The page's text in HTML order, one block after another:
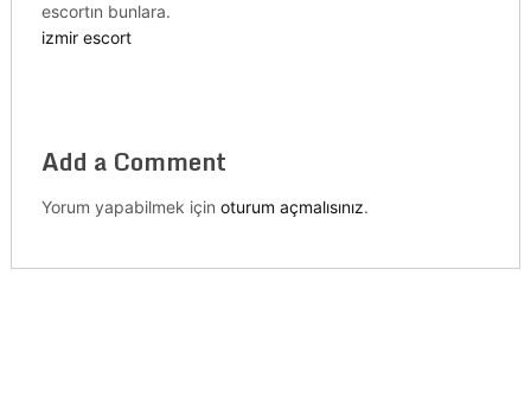
escortın bunlara.
izmir escort
Add a Comment
Yorum yapabilmek için oturum açmalısınız.